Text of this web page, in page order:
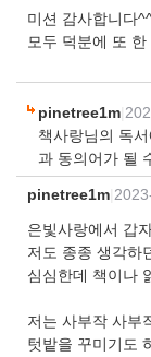
미션 감사합니다
모두 덕분에 또
pinetree1m
책사랑님의 독
과 동의어가 될
pinetree1m
은빛사랑에서 갑
저도 종종 생각하
심심한데 책이나
저는 사부작 사부
텃밭을 꾸미기도